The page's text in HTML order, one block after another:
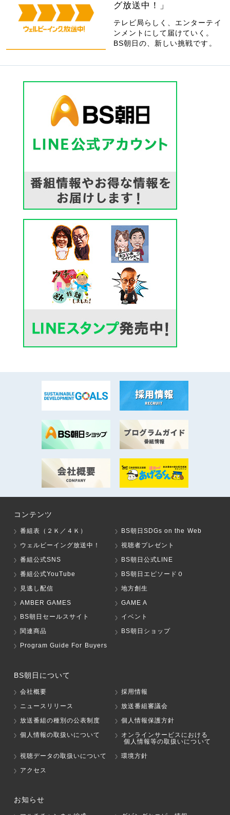
グ放送中！」
テレビ局らしく、エンターテイ
ンメントにして届けていく。
BS朝日の、新しい挑戦です。
コンテンツ
番組表（２Ｋ／４Ｋ）
BS朝日SDGs on the Web
ウェルビーイング放送中！
視聴者プレゼント
番組公式SNS
BS朝日公式LINE
番組公式YouTube
BS朝日エピソード０
見逃し配信
地方創生
AMBER GAMES
GAME A
BS朝日セールスサイト
イベント
関連商品
BS朝日ショップ
Program Guide For Buyers
BS朝日について
会社概要
採用情報
ニュースリリース
放送番組審議会
放送番組の種別の公表制度
個人情報保護方針
個人情報の取扱いについて
オンラインサービスにおける
個人情報等の取扱いについて
視聴データの取扱いについて
環境方針
アクセス
お知らせ